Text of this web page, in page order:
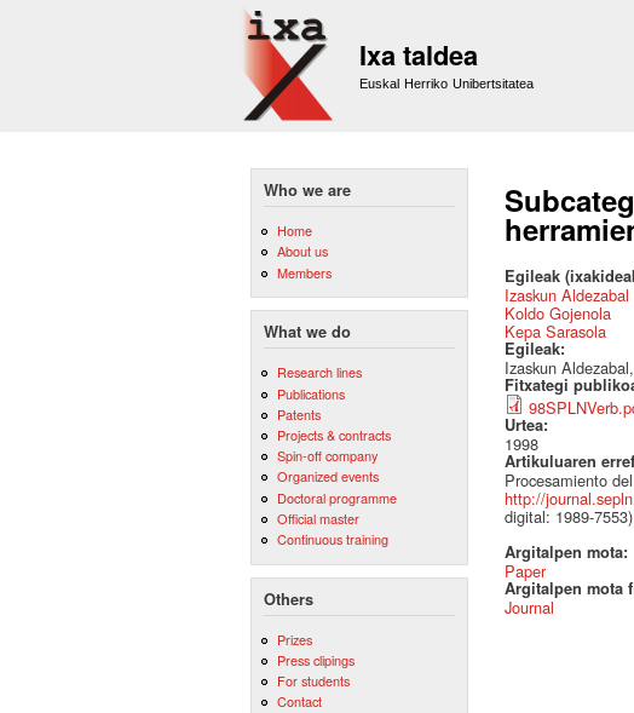
Ixa taldea
Euskal Herriko Unibertsitatea
Who we are
Home
About us
Members
What we do
Research lines
Publications
Patents
Projects & contracts
Spin-off company
Organized events
Doctoral programme
Official master
Continuous training
Others
Prizes
Press clipings
For students
Contact
Egileak
Izaskun Aldezabal
Koldo Gojenola
Kepa Sarasola
Egileak:
Izaskun
Fitxategi
Urtea:
1998
Artikuluaren
Procesamiento
http://
digital: 1989-7553)
Argitalpen mota:
Paper
Argitalpen mota
Journal